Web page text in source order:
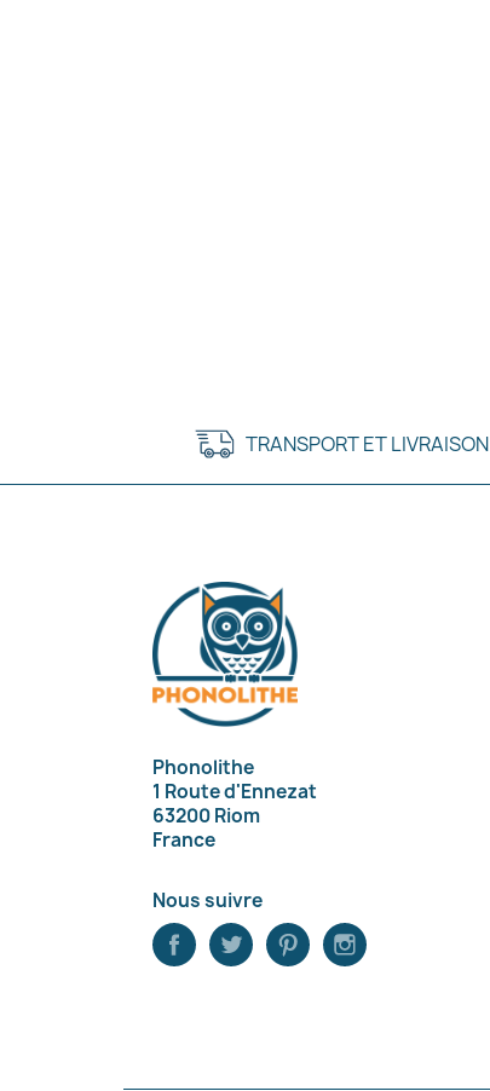
TRANSPORT ET LIVRAISON
Phonolithe
1 Route d'Ennezat
63200 Riom
France
Nous suivre